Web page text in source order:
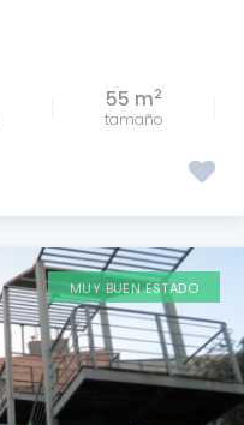
55 m2
tamaño
MUY BUEN ESTADO